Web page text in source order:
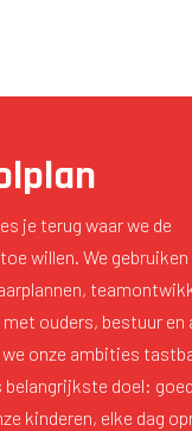
je terug waar we de
willen. We
ouders, bestuur en
onze ambities
belangrijkste doel:
kinderen, elke dag